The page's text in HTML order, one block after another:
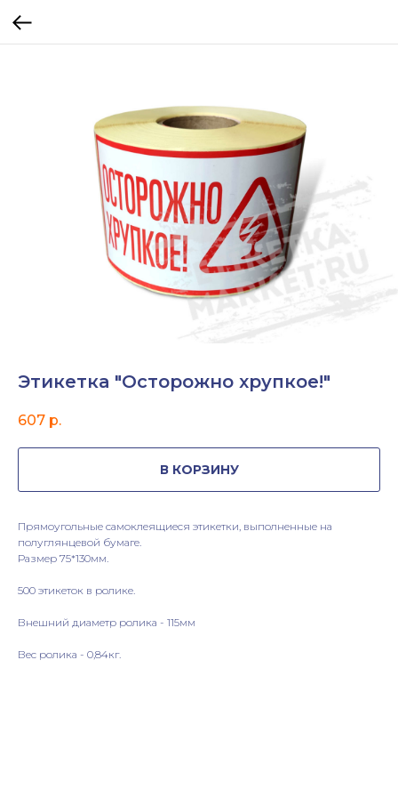
Этикетка "Осторожно хрупкое!"
607 р.
В КОРЗИНУ
Прямоугольные самоклеящиеся этикетки, выполненные на
полуглянцевой бумаге.
Размер 75*130мм.
500 этикеток в ролике.
Внешний диаметр ролика - 115мм
Вес ролика - 0,84кг.